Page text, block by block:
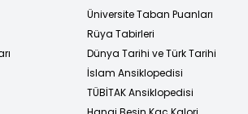
Üniversite Taban Puanları
Rüya Tabirleri
Dünya Tarihi ve Türk Tarihi
İslam Ansiklopedisi
TÜBİTAK Ansiklopedisi